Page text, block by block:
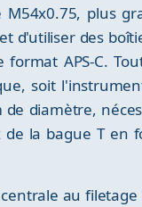
plus
d'utiliser des
APS-C.
soit
diamètre,
la bague T en
au